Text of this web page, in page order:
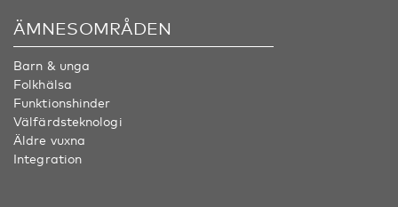
ÄMNESOMRÅDEN
Barn & unga
Folkhälsa
Funktionshinder
Välfärdsteknologi
Äldre vuxna
Integration